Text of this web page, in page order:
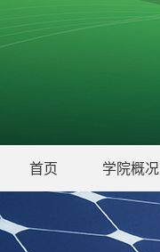
首页 学院概况